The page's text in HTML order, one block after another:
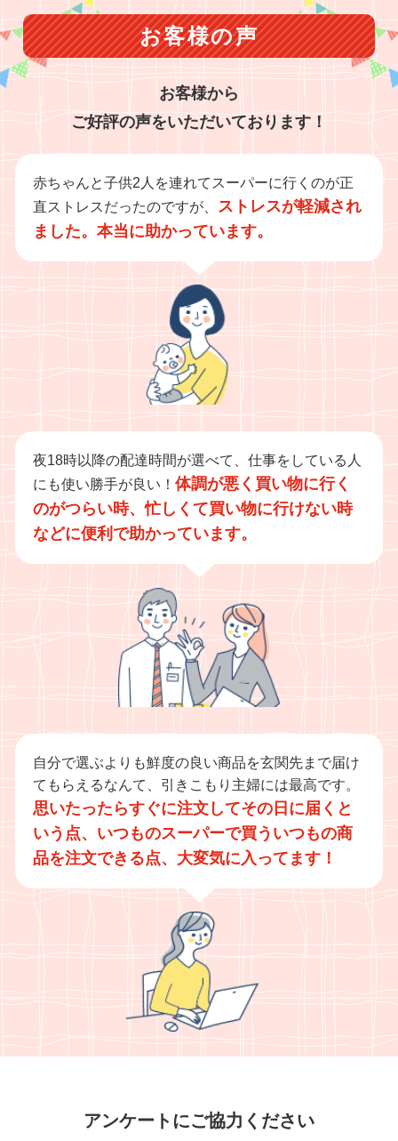
お客様の声
お客様から
ご好評の声をいただいております！
赤ちゃんと子供2人を連れてスーパーに行くのが正
直ストレスだったのですが、 ストレスが軽減され
ました。本当に助かっています。
夜18時以降の配達時間が選べて、仕事をしている人
にも使い勝手が良い！ 体調が悪く買い物に行く
のがつらい時、忙しくて買い物に行けない時
などに便利で助かっています。
自分で選ぶよりも鮮度の良い商品を玄関先まで届け
てもらえるなんて、引きこもり主婦には最高です。
思いたったらすぐに注文してその日に届くと
いう点、いつものスーパーで買ういつもの商
品を注文できる点、大変気に入ってます！
アンケートにご協力ください